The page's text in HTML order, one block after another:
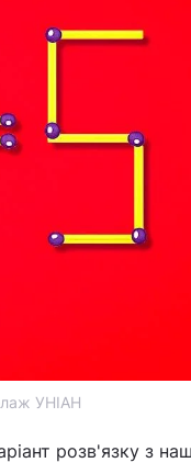
УНІАН
розв'язку з